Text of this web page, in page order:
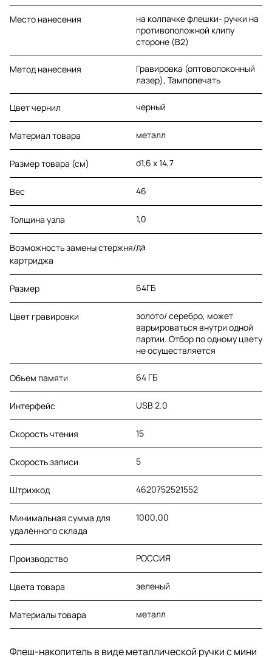
Место нанесения
на колпачке флешки- ручки на
противоположной клипу
стороне (B2)
Метод нанесения
Гравировка (оптоволоконный
лазер), Тампопечать
Цвет чернил черный
Материал товара металл
Размер товара (см) d1,6 х 14,7
Вес 46
Толщина узла 1,0
Возможность замены стержня/
картриджа
да
Размер 64ГБ
Цвет гравировки
золото/ серебро, может
варьироваться внутри одной
партии. Отбор по одному цвету
не осуществляется
Объем памяти 64 ГБ
Интерфейс USB 2.0
Скорость чтения 15
Скорость записи 5
Штрихкод 4620752521552
Минимальная сумма для
удалённого склада
1000,00
Производство РОССИЯ
Цвета товара зеленый
Материалы товара металл
Флеш-накопитель в виде металлической ручки с мини